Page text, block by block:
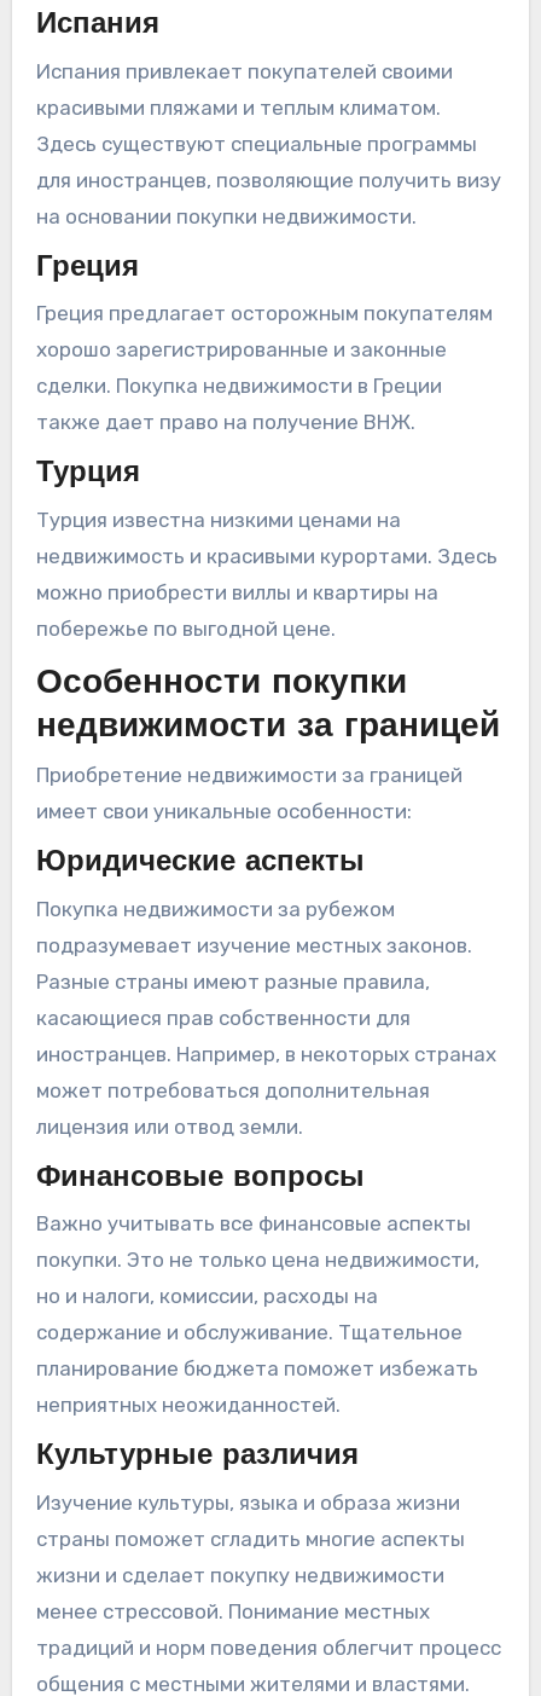
Испания
Испания привлекает покупателей своими
красивыми пляжами и теплым климатом.
Здесь существуют специальные программы
для иностранцев, позволяющие получить визу
на основании покупки недвижимости.
Греция
Греция предлагает осторожным покупателям
хорошо зарегистрированные и законные
сделки. Покупка недвижимости в Греции
также дает право на получение ВНЖ.
Турция
Турция известна низкими ценами на
недвижимость и красивыми курортами. Здесь
можно приобрести виллы и квартиры на
побережье по выгодной цене.
Особенности покупки
недвижимости за границей
Приобретение недвижимости за границей
имеет свои уникальные особенности:
Юридические аспекты
Покупка недвижимости за рубежом
подразумевает изучение местных законов.
Разные страны имеют разные правила,
касающиеся прав собственности для
иностранцев. Например, в некоторых странах
может потребоваться дополнительная
лицензия или отвод земли.
Финансовые вопросы
Важно учитывать все финансовые аспекты
покупки. Это не только цена недвижимости,
но и налоги, комиссии, расходы на
содержание и обслуживание. Тщательное
планирование бюджета поможет избежать
неприятных неожиданностей.
Культурные различия
Изучение культуры, языка и образа жизни
страны поможет сгладить многие аспекты
жизни и сделает покупку недвижимости
менее стрессовой. Понимание местных
традиций и норм поведения облегчит процесс
общения с местными жителями и властями.